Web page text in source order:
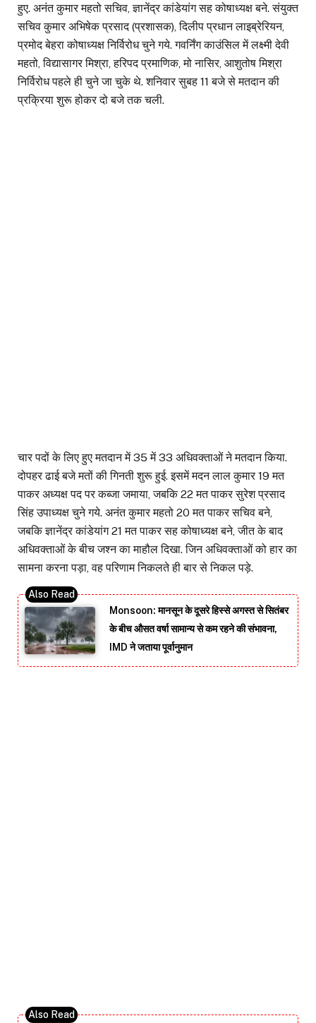
हुए. अनंत कुमार महतो सचिव, ज्ञानेंद्र कांडेयांग सह कोषाध्यक्ष बने. संयुक्त
सचिव कुमार अभिषेक प्रसाद (प्रशासक), दिलीप प्रधान लाइब्रेरियन,
प्रमोद बेहरा कोषाध्यक्ष निर्विरोध चुने गये. गवर्निंग काउंसिल में लक्ष्मी देवी
महतो, विद्यासागर मिश्रा, हरिपद प्रमाणिक, मो नासिर, आशुतोष मिश्रा
निर्विरोध पहले ही चुने जा चुके थे. शनिवार सुबह 11 बजे से मतदान की
प्रक्रिया शुरू होकर दो बजे तक चली.
चार पदों के लिए हुए मतदान में 35 में 33 अधिवक्ताओं ने मतदान किया.
दोपहर ढाई बजे मतों की गिनती शुरू हुई. इसमें मदन लाल कुमार 19 मत
पाकर अध्यक्ष पद पर कब्जा जमाया, जबकि 22 मत पाकर सुरेश प्रसाद
सिंह उपाध्यक्ष चुने गये. अनंत कुमार महतो 20 मत पाकर सचिव बने,
जबकि ज्ञानेंद्र कांडेयांग 21 मत पाकर सह कोषाध्यक्ष बने, जीत के बाद
अधिवक्ताओं के बीच जश्न का माहौल दिखा. जिन अधिवक्ताओं को हार का
सामना करना पड़ा, वह परिणाम निकलते ही बार से निकल पड़े.
Monsoon: मानसून के दूसरे हिस्से अगस्त से सितंबर
के बीच औसत वर्षा सामान्य से कम रहने की संभावना,
IMD ने जताया पूर्वानुमान